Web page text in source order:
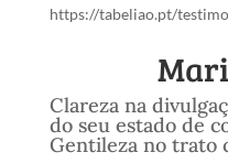
https://tabeliao.pt/
Clareza na
do seu estado de
Gentileza no trato